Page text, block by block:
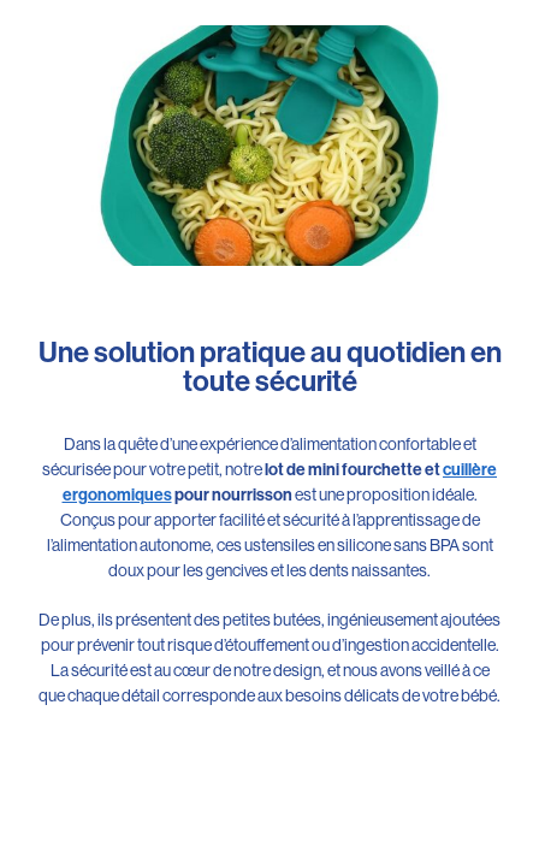
Une solution pratique au quotidien en
toute sécurité
Dans la quête d’une expérience d’alimentation confortable et
sécurisée pour votre petit, notrelot de mini fourchette etcuillère
ergonomiquespour nourrissonest une proposition idéale.
Conçus pour apporter facilité et sécurité à l’apprentissage de
l’alimentation autonome, ces ustensiles en silicone sans BPA sont
doux pour les gencives et les dents naissantes.
De plus, ils présentent des petites butées, ingénieusement ajoutées
pour prévenir tout risque d’étouffement ou d’ingestion accidentelle.
La sécurité est au cœur de notre design, et nous avons veillé à ce
que chaque détail corresponde aux besoins délicats de votre bébé.